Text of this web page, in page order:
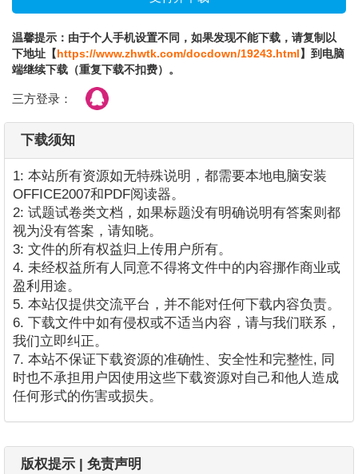
温馨提示：由于个人手机设置不同，如果发现不能下载，请复制以
下地址【https://www.zhwtk.com/docdown/19243.html】到电脑
端继续下载（重复下载不扣费）。
三方登录：
下载须知
1: 本站所有资源如无特殊说明，都需要本地电脑安装
OFFICE2007和PDF阅读器。
2: 试题试卷类文档，如果标题没有明确说明有答案则都
视为没有答案，请知晓。
3: 文件的所有权益归上传用户所有。
4. 未经权益所有人同意不得将文件中的内容挪作商业或
盈利用途。
5. 本站仅提供交流平台，并不能对任何下载内容负责。
6. 下载文件中如有侵权或不适当内容，请与我们联系，
我们立即纠正。
7. 本站不保证下载资源的准确性、安全性和完整性, 同
时也不承担用户因使用这些下载资源对自己和他人造成
任何形式的伤害或损失。
版权提示 | 免责声明